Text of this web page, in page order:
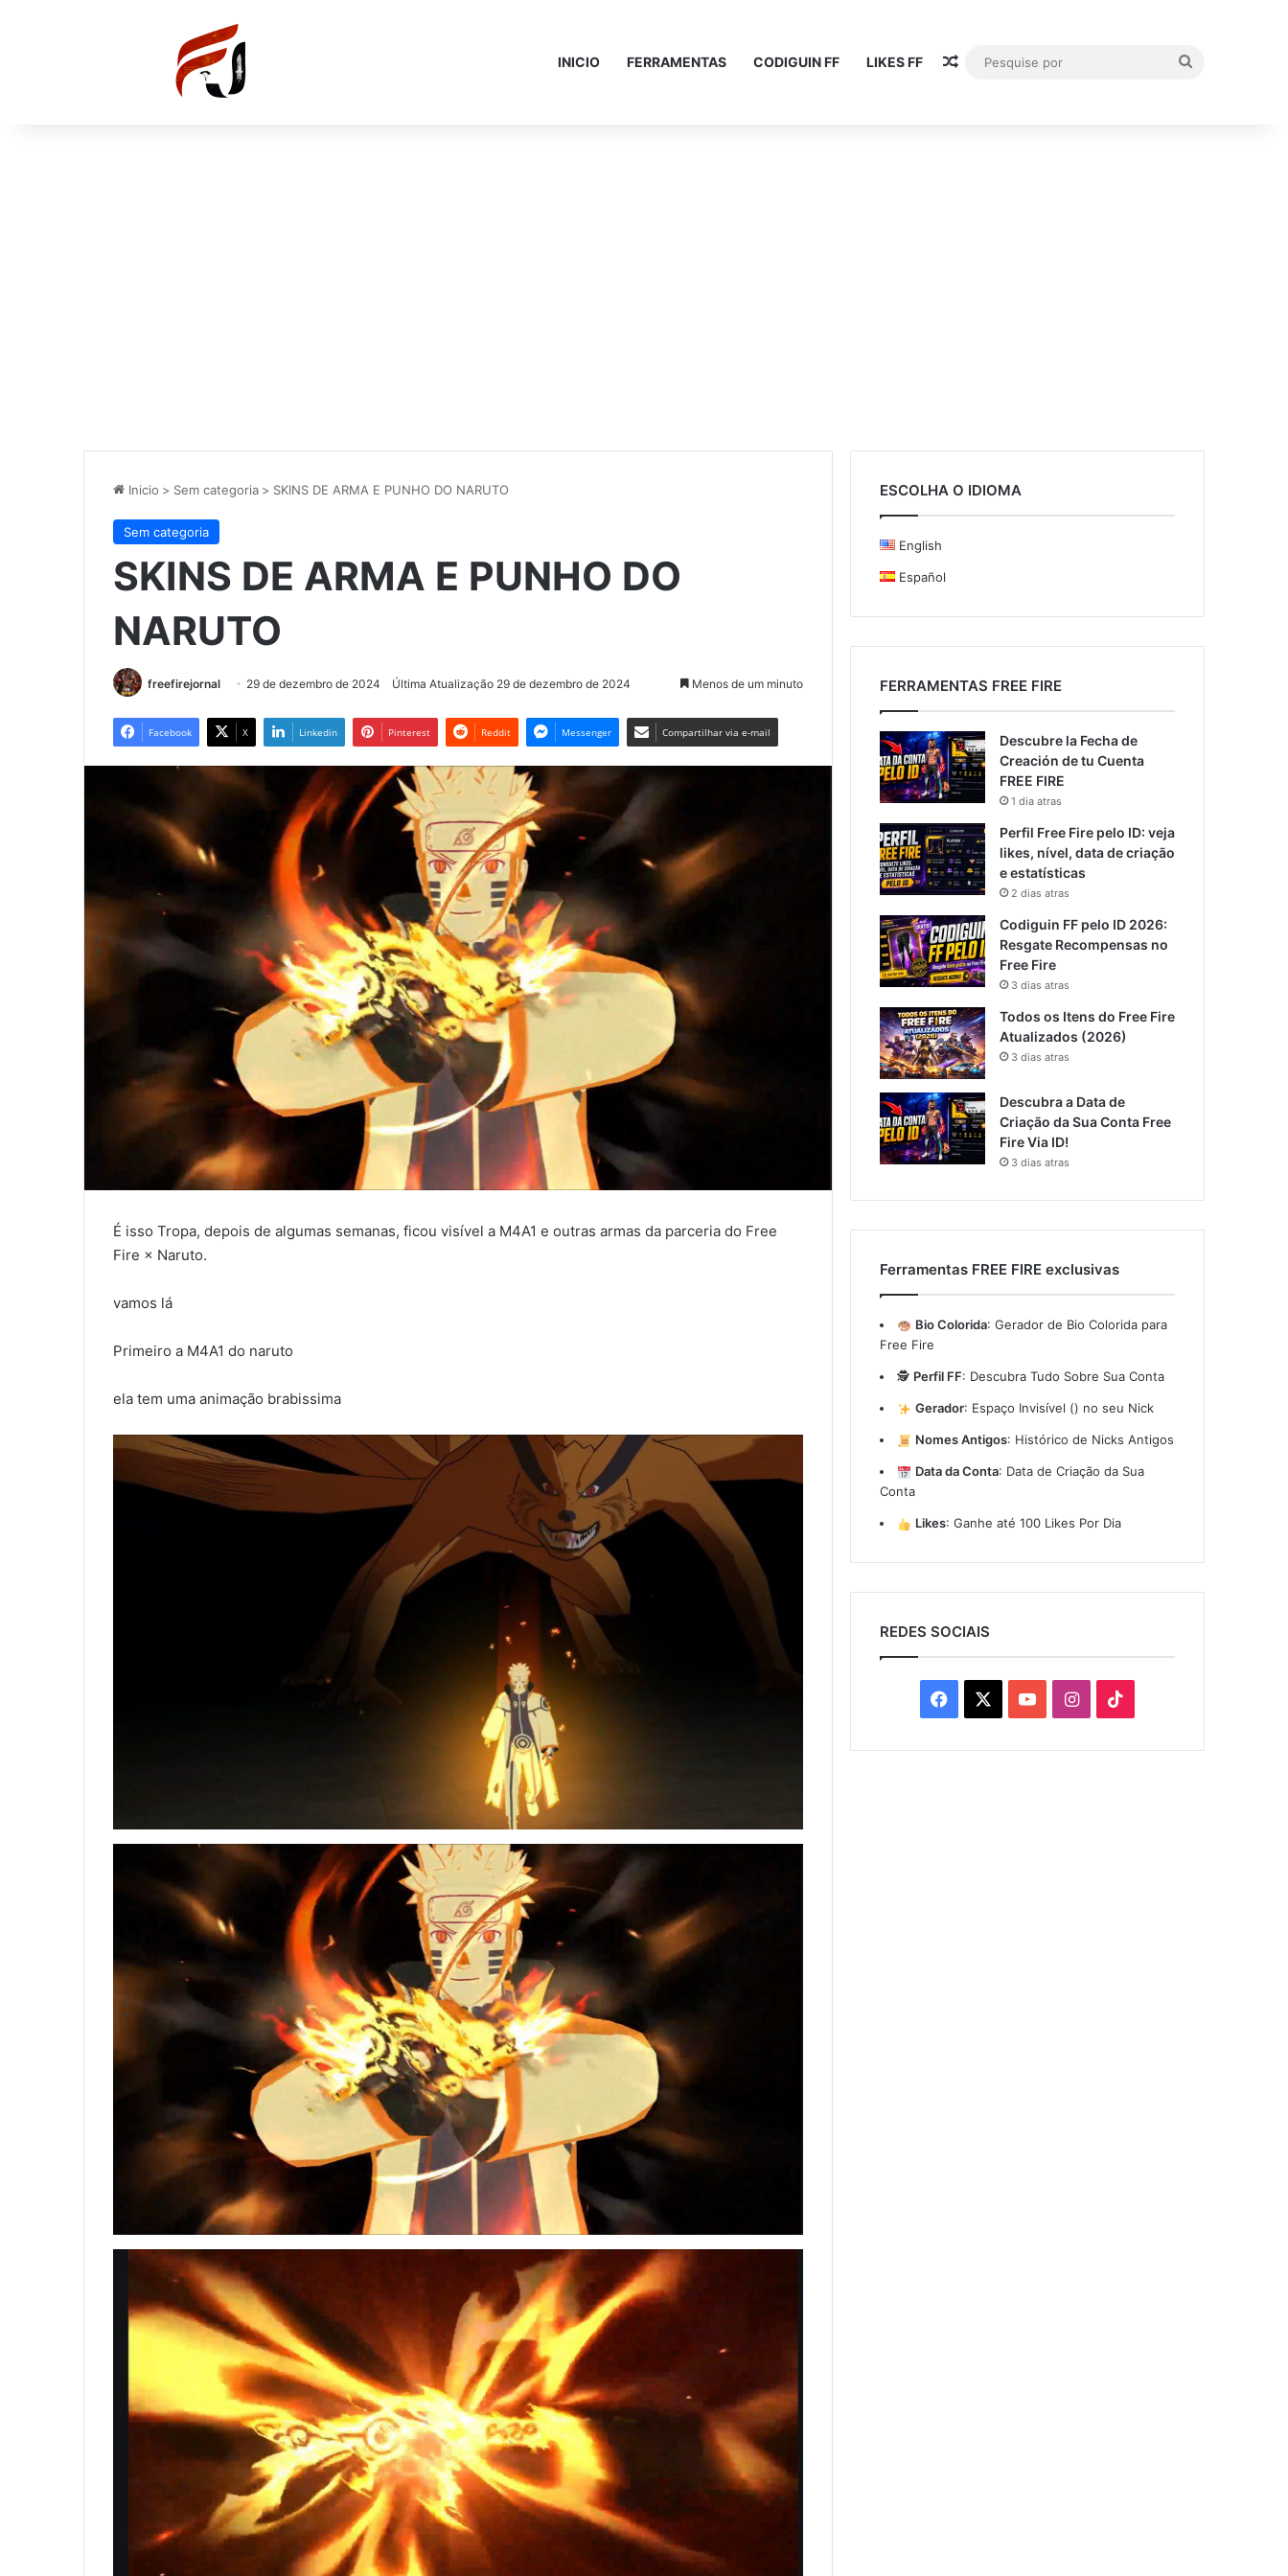
INICIO FERRAMENTAS CODIGUIN FF LIKES FF Artigo aleatório
Inicio > Sem categoria > SKINS DE ARMA E PUNHO DO NARUTO
Sem categoria
SKINS DE ARMA E PUNHO DO
NARUTO
freefirejornal 29 de dezembro de 2024 Última Atualização 29 de dezembro de 2024 Menos de um minuto
Facebook X Linkedin Pinterest Reddit Messenger Compartilhar via e-mail
É isso Tropa, depois de algumas semanas, ficou visível a M4A1 e outras armas da parceria do Free
Fire × Naruto.
vamos lá
Primeiro a M4A1 do naruto
ela tem uma animação brabissima
ESCOLHA O IDIOMA
English
Español
FERRAMENTAS FREE FIRE
Descubre la Fecha de
Creación de tu Cuenta
FREE FIRE
1 dia atras
Perfil Free Fire pelo ID: veja
likes, nível, data de criação
e estatísticas
2 dias atras
Codiguin FF pelo ID 2026:
Resgate Recompensas no
Free Fire
3 dias atras
Todos os Itens do Free Fire
Atualizados (2026)
3 dias atras
Descubra a Data de
Criação da Sua Conta Free
Fire Via ID!
3 dias atras
Ferramentas FREE FIRE exclusivas
Bio Colorida: Gerador de Bio Colorida para
Free Fire
🕵️ Perfil FF: Descubra Tudo Sobre Sua Conta
Gerador: Espaço Invisível (ㅤ) no seu Nick
Nomes Antigos: Histórico de Nicks Antigos
Data da Conta: Data de Criação da Sua
Conta
Likes: Ganhe até 100 Likes Por Dia
REDES SOCIAIS
Facebook YouTubeInstagram